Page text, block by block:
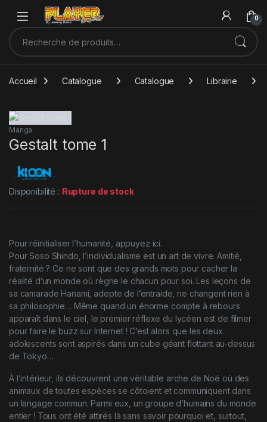
Sauter à la navigation
Skip to content
0
Recherche pour :
Accueil Catalogue Catalogue Librairie
Manga
Gestalt tome 1
Disponibilité : Rupture de stock
Pour réinitialiser l’humanité, appuyez ici.
Pour Soso Shindo, l’individualisme est un art de vivre. Amitié,
fraternité ? Ce ne sont que des grands mots pour cacher la
réalité d’un monde où règne le chacun pour soi. Les leçons de
sa camarade Hanami, adepte de l’entraide, ne changent rien à
sa philosophie… Même quand un énorme compte à rebours
apparaît dans le ciel, le premier réflexe du lycéen est de filmer
pour faire le buzz sur Internet ! C’est alors que les deux
adolescents sont aspirés dans un cube géant flottant au-dessus
de Tokyo…
À l’intérieur, ils découvrent une véritable arche de Noé où des
animaux de toutes espèces se côtoient et communiquent dans
un langage commun. Parmi eux, un groupe d’humains du monde
entier ! Tous ont été attirés là sans savoir pourquoi et, surtout,